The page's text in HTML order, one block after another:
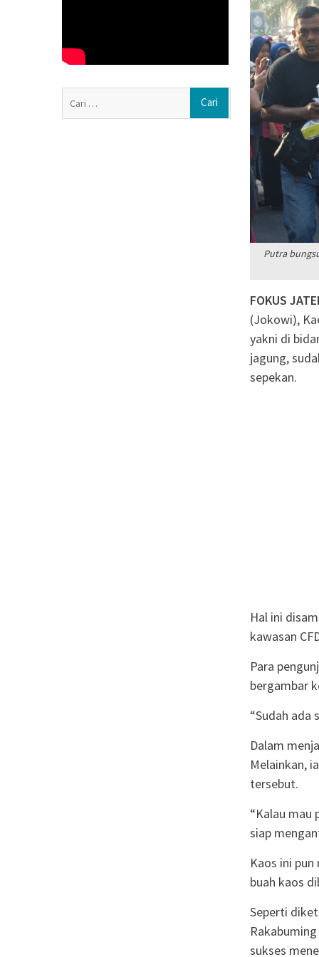
Perempuan
Jajan Lokal by
Memburu
Berbagi Rezeki
Putra
FOKUS
(Jokowi),
yakni di
jagung,
sepekan.
Hal ini
kawasan
Para
bergambar
“Sudah ada
Dalam
Melainkan,
tersebut.
“Kalau mau
siap
Kaos ini pun
buah kaos
Seperti
sukses
Cari
untuk: